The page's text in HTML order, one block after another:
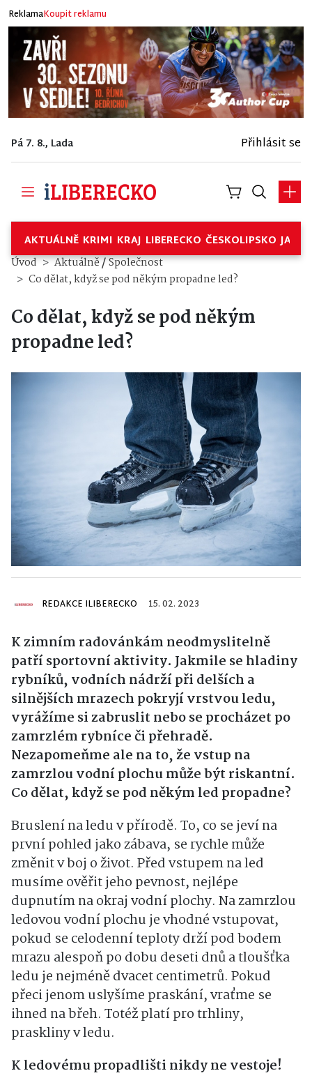
ReklamaKoupit reklamu
Pá 7. 8., Lada Přihlásit se
AKTUÁLNĚ KRIMI KRAJ LIBERECKO ČESKOLIPSKO
Úvod Aktuálně/Společnost
Co dělat, když se pod někým propadne led?
Co dělat, když se pod někým
propadne led?
REDAKCE ILIBERECKO 15. 02. 2023
K zimním radovánkám neodmyslitelně
patří sportovní aktivity. Jakmile se hladiny
rybníků, vodních nádrží při delších a
silnějších mrazech pokryjí vrstvou ledu,
vyrážíme si zabruslit nebo se procházet po
zamrzlém rybníce či přehradě.
Nezapomeňme ale na to, že vstup na
zamrzlou vodní plochu může být riskantní.
Co dělat, když se pod někým led propadne?
Bruslení na ledu v přírodě. To, co se jeví na
první pohled jako zábava, se rychle může
změnit v boj o život. Před vstupem na led
musíme ověřit jeho pevnost, nejlépe
dupnutím na okraj vodní plochy. Na zamrzlou
ledovou vodní plochu je vhodné vstupovat,
pokud se celodenní teploty drží pod bodem
mrazu alespoň po dobu deseti dnů a tloušťka
ledu je nejméně dvacet centimetrů. Pokud
přeci jenom uslyšíme praskání, vraťme se
ihned na břeh. Totéž platí pro trhliny,
praskliny v ledu.
K ledovému propadlišti nikdy ne vestoje!